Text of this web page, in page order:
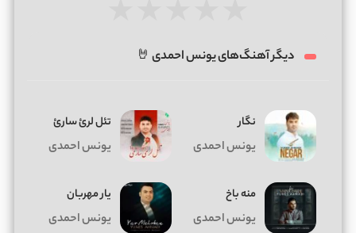
دیگر آهنگ‌های یونس احمدی 🤘
نگار
یونس احمدی
تئل‌ لرئ سارئ
یونس احمدی
منه باخ
یونس احمدی
یار مهربان
یونس احمدی